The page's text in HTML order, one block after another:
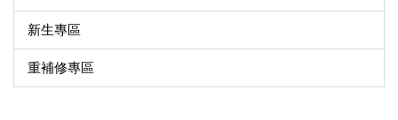
新生專區
重補修專區